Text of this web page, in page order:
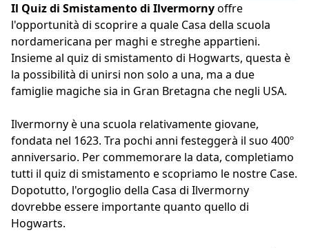
Il Quiz di Smistamento di Ilvermornyoffre
l'opportunità di scoprire a quale Casa della scuola
nordamericana per maghi e streghe appartieni.
Insieme al quiz di smistamento di Hogwarts, questa è
la possibilità di unirsi non solo a una, ma a due
famiglie magiche sia in Gran Bretagna che negli USA.
Ilvermorny è una scuola relativamente giovane,
fondata nel 1623. Tra pochi anni festeggerà il suo 400º
anniversario. Per commemorare la data, completiamo
tutti il quiz di smistamento e scopriamo le nostre Case.
Dopotutto, l'orgoglio della Casa di Ilvermorny
dovrebbe essere importante quanto quello di
Hogwarts.